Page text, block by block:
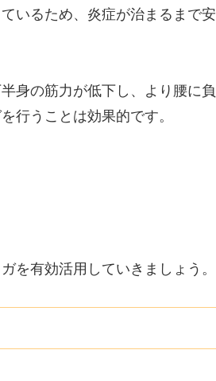
いるため、炎症が治まるまで安
身の筋力が低下し、より腰に負
行うことは効果的です。
を有効活用していきましょう。